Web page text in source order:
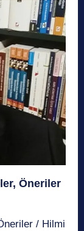
Öneriler
/ Hilmi